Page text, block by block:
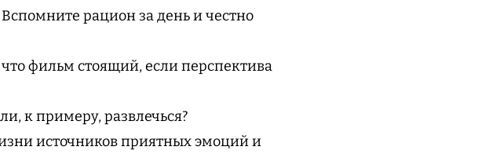
рацион за день и честно
фильм стоящий, если перспектива
к примеру, развлечься?
источников приятных эмоций и